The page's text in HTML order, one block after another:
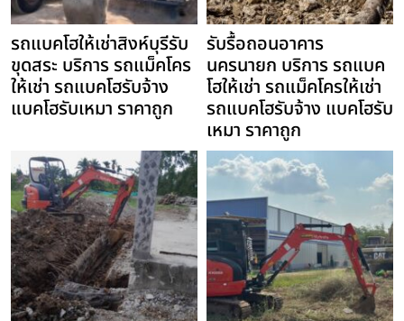
รถแบคโฮให้เช่าสิงห์บุรีรับ
ขุดสระ บริการ รถแม็คโคร
ให้เช่า รถแบคโฮรับจ้าง
แบคโฮรับเหมา ราคาถูก
รับรื้อถอนอาคาร
นครนายก บริการ รถแบค
โฮให้เช่า รถแม็คโครให้เช่า
รถแบคโฮรับจ้าง แบคโฮรับ
เหมา ราคาถูก